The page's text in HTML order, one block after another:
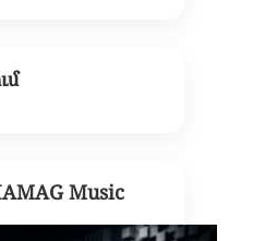
Music